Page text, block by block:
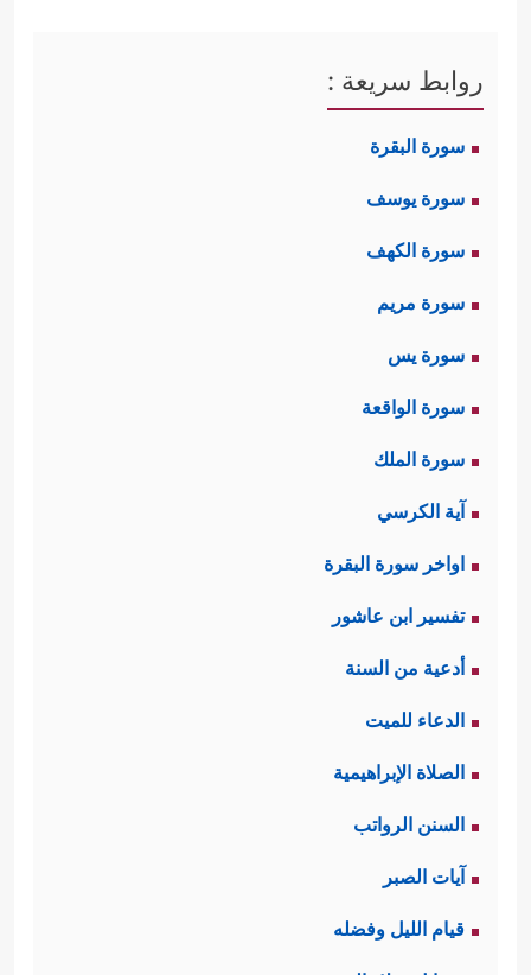
روابط سريعة :
سورة البقرة
سورة يوسف
سورة الكهف
سورة مريم
سورة يس
سورة الواقعة
سورة الملك
آية الكرسي
اواخر سورة البقرة
تفسير ابن عاشور
أدعية من السنة
الدعاء للميت
الصلاة الإبراهيمية
السنن الرواتب
آيات الصبر
قيام الليل وفضله